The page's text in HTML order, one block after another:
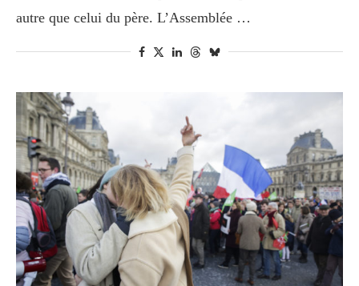
autre que celui du père. L’Assemblée …